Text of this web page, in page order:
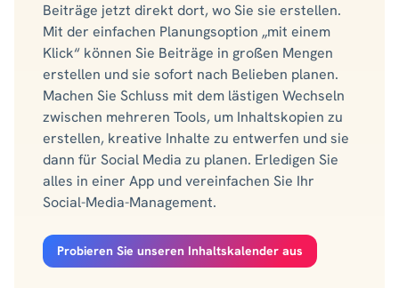
Beiträge jetzt direkt dort, wo Sie sie erstellen.
Mit der einfachen Planungsoption „mit einem
Klick“ können Sie Beiträge in großen Mengen
erstellen und sie sofort nach Belieben planen.
Machen Sie Schluss mit dem lästigen Wechseln
zwischen mehreren Tools, um Inhaltskopien zu
erstellen, kreative Inhalte zu entwerfen und sie
dann für Social Media zu planen. Erledigen Sie
alles in einer App und vereinfachen Sie Ihr
Social-Media-Management.
Probieren Sie unseren Inhaltskalender aus